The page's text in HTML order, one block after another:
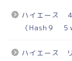
ハイエース
（Hash９
ハイエース